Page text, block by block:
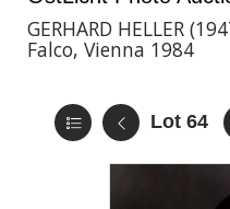
GERHARD HELLER
Falco, Vienna 1984
Lot 64